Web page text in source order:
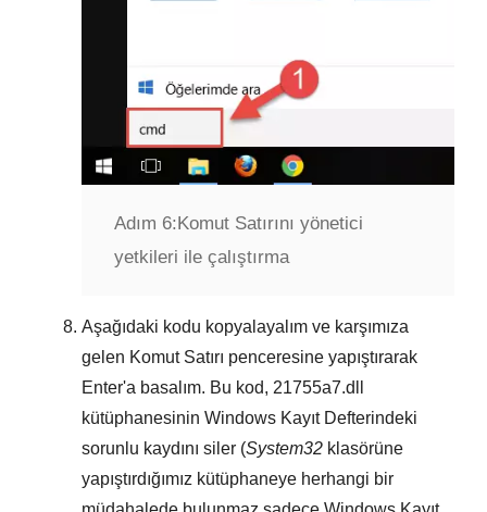
Adım 6:Komut Satırını yönetici
yetkileri ile çalıştırma
Aşağıdaki kodu kopyalayalım ve karşımıza
gelen Komut Satırı penceresine yapıştırarak
Enter'a basalım. Bu kod, 21755a7.dll
kütüphanesinin Windows Kayıt Defterindeki
sorunlu kaydını siler (System32 klasörüne
yapıştırdığımız kütüphaneye herhangi bir